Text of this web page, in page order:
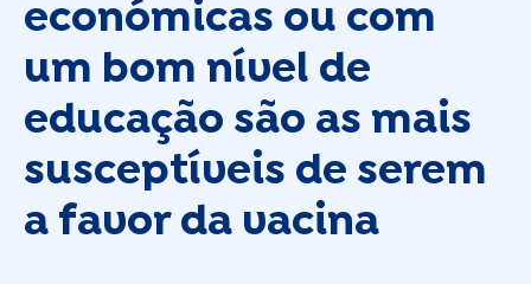
económicas ou com
um bom nível de
educação são as mais
susceptíveis de serem
a favor da vacina